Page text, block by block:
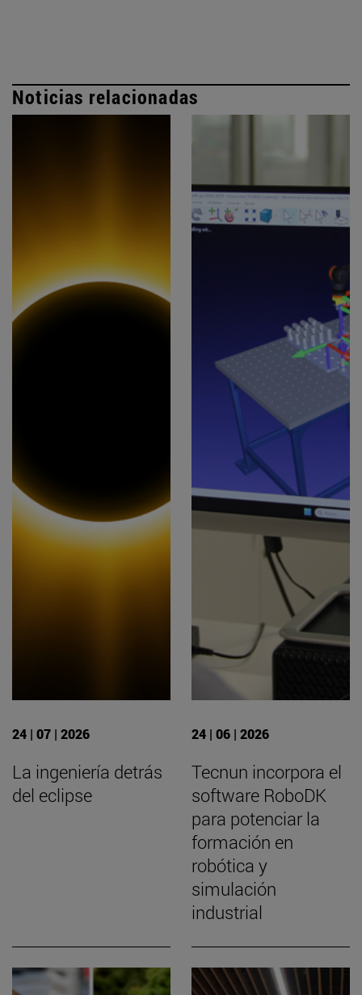
Noticias relacionadas
24 | 07 | 2026
La ingeniería detrás
del eclipse
24 | 06 | 2026
Tecnun incorpora el
software RoboDK
para potenciar la
formación en
robótica y
simulación
industrial